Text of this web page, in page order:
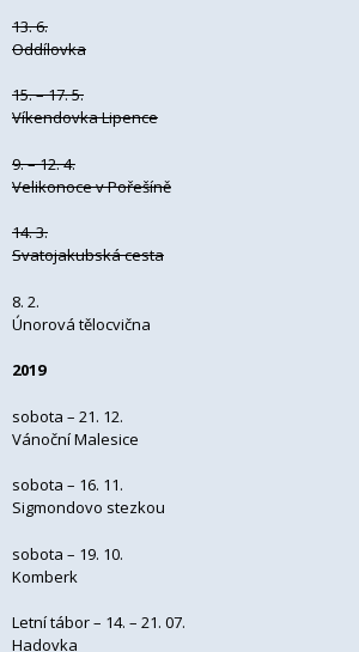
13. 6.
Oddílovka
15. – 17. 5.
Víkendovka Lipence
9. – 12. 4.
Velikonoce v Pořešíně
14. 3.
Svatojakubská cesta
8. 2.
Únorová tělocvična
2019
sobota – 21. 12.
Vánoční Malesice
sobota – 16. 11.
Sigmondovo stezkou
sobota – 19. 10.
Komberk
Letní tábor – 14. – 21. 07.
Hadovka